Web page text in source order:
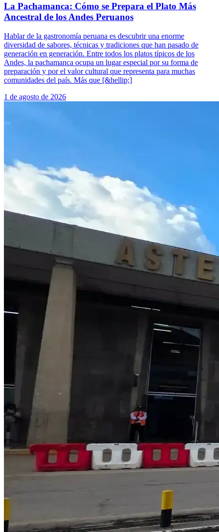
La Pachamanca: Cómo se Prepara el Plato Más
Ancestral de los Andes Peruanos
Hablar de la gastronomía peruana es descubrir una enorme
diversidad de sabores, técnicas y tradiciones que han pasado de
generación en generación. Entre todos los platos típicos de los
Andes, la pachamanca ocupa un lugar especial por su forma de
preparación y por el valor cultural que representa para muchas
comunidades del país. Más que [&hellip;]
1 de agosto de 2026